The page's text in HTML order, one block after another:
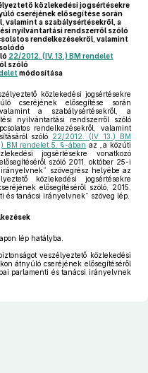
közlekedési jogsértésekre
cseréjének elősegítése során
a szabálysértésekről, a
nyilvántartási rendszerről szóló
rendelkezésekről, valamint
22/2012. (IV. 13.) BM rendelet
szóló
módosítása
közlekedési jogsértésekre
cseréjének elősegítése során
a szabálysértésekről, a
nyilvántartási rendszerről szóló
rendelkezésekről, valamint
szóló 22/2012. (IV. 13.) BM
BM rendelet 5. §-ában az „a közúti
jogsértésekre vonatkozó
szóló 2011. október 25-i
szövegrész helyébe az
közlekedési jogsértésekre
elősegítéséről szóló, 2015.
és tanácsi irányelvnek” szöveg lép.
lép hatályba.
veszélyeztető közlekedési
átnyúló cseréjének elősegítéséről
parlamenti és tanácsi irányelvnek